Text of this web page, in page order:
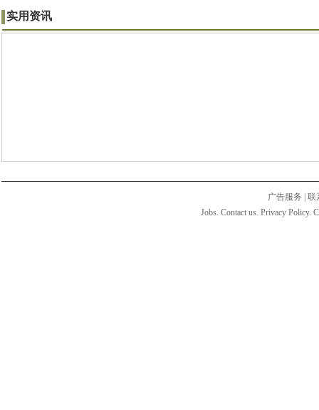
实用资讯
广告服务
联
Jobs. Contact us. Privacy Policy.